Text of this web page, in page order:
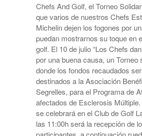
Chefs And Golf, el Torneo
que varios de nuestros Chefs
Michelin dejen los fogones por
puedan mostrarnos su toque en
golf. El 10 de julio “Los Chefs
por una buena causa, un Torneo
donde los fondos recaudados
destinados a la Asociación
Segrelles, para el Programa de
afectados de Esclerosis
se celebrará en el Club de Golf
las 11:00h será la recepción de